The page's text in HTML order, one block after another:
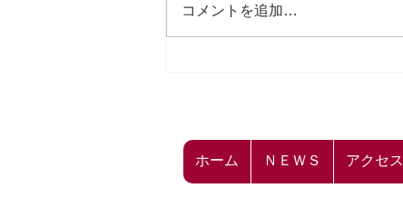
コメントを追加…
ホーム ＮＥＷＳ アクセス